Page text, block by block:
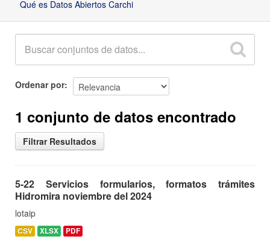
Qué es Datos Abiertos Carchi
Ordenar por
1 conjunto de datos encontrado
Filtrar Resultados
5-22 Servicios formularios, formatos trámites
Hidromira noviembre del 2024
lotaip
CSV XLSX PDF